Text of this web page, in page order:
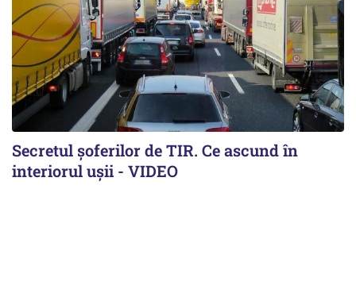
Secretul șoferilor de TIR. Ce ascund în
interiorul ușii - VIDEO